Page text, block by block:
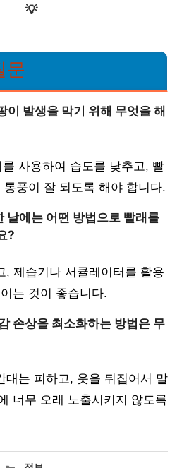
💡
문
이 발생을 막기 위해 무엇을 해
사용하여 습도를 낮추고, 빨
풍이 잘 되도록 해야 합니다.
날에는 어떤 방법으로 빨래를
?
, 제습기나 서큘레이터를 활용
는 것이 좋습니다.
손상을 최소화하는 방법은 무
대는 피하고, 옷을 뒤집어서 말
너무 오래 노출시키지 않도록
카